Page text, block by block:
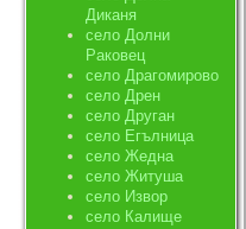
Диканя
село Долни
Раковец
село Драгомирово
село Дрен
село Друган
село Егълница
село Жедна
село Житуша
село Извор
село Калище